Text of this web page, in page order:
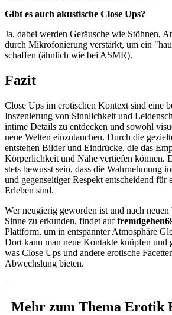
Gibt es auch akustische Close Ups?
Ja, dabei werden Geräusche wie Stöhnen,
durch Mikrofonierung verstärkt, um ein
schaffen (ähnlich wie bei ASMR).
Fazit
Close Ups im erotischen Kontext sind eine
Inszenierung von Sinnlichkeit und
intime Details zu entdecken und sowohl
neue Welten einzutauchen. Durch die
entstehen Bilder und Eindrücke, die das
Körperlichkeit und Nähe vertiefen können.
stets bewusst sein, dass die Wahrnehmung
und gegenseitiger Respekt entscheidend für
Erleben sind.
Wer neugierig geworden ist und nach neuen
Sinne zu erkunden, findet auf
Plattform, um in entspannter Atmosphäre
Dort kann man neue Kontakte knüpfen und
was Close Ups und andere erotische
Abwechslung bieten.
Mehr zum Thema Erotik